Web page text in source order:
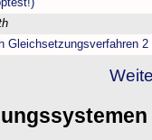
Gleichsetzungsverfahren 2